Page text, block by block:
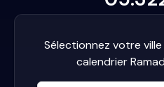
Sélectionnez votre
calendrier